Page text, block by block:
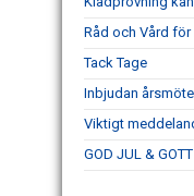
Råd och Vård
Tack Tage
Inbjudan
Viktigt
GOD JUL &